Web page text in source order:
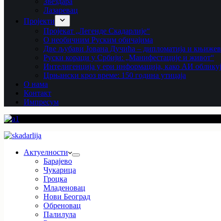
Лазаревац
Пројекти
Пројекат „Легенде Скадарлије“
О необичним Руским обичајима
Две љубави Јована Дучића – дипломатија и
Руски кораци у Србији: „Манифестације и живот“
Интелигенција у ери информација, како АИ
Црњански кроз време: 150 година утицаја
О нама
Контакт
Импресум
Актуелности
Барајево
Чукарица
Гроцка
Младеновац
Нови Београд
Обреновац
Палилула